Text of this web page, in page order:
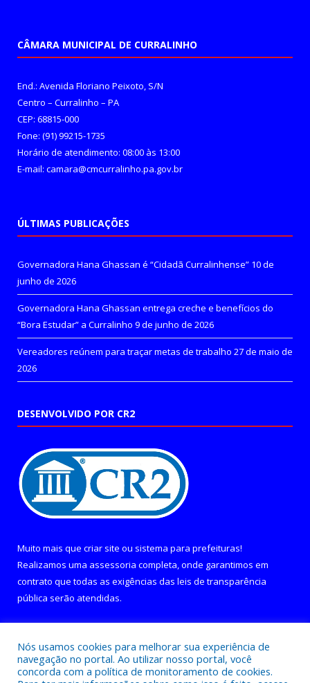
CÂMARA MUNICIPAL DE CURRALINHO
End.: Avenida Floriano Peixoto, S/N
Centro – Curralinho – PA
CEP: 68815-000
Fone: (91) 99215-1735
Horário de atendimento: 08:00 às 13:00
E-mail: camara@cmcurralinho.pa.gov.br
ÚLTIMAS PUBLICAÇÕES
Governadora Hana Ghassan é “Cidadã Curralinhense” 10 de
junho de 2026
Governadora Hana Ghassan entrega creche e benefícios do
“Bora Estudar” a Curralinho 9 de junho de 2026
Vereadores reúnem para traçar metas de trabalho 27 de maio de
2026
DESENVOLVIDO POR CR2
Muito mais que criar site ou sistema para prefeituras!
Realizamos uma assessoria completa, onde garantimos em
contrato que todas as exigências das leis de transparência
pública serão atendidas.
Nós usamos cookies para melhorar sua experiência de
navegação no portal. Ao utilizar nosso portal, você
concorda com a política de monitoramento de cookies.